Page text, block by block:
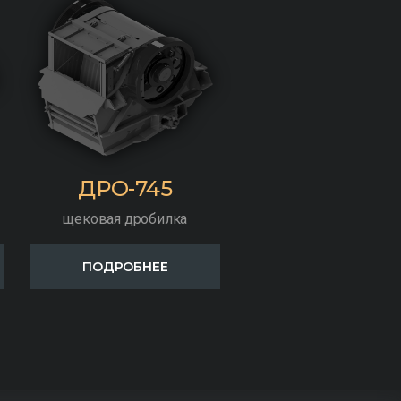
ДРО-745
щековая дробилка
ПОДРОБНЕЕ